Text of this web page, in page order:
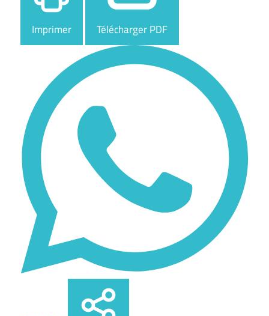
Imprimer Télécharger PDF